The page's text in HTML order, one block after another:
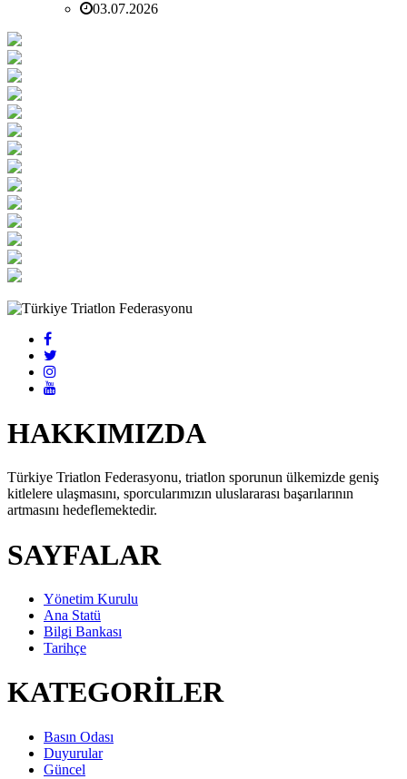
03.07.2026
HAKKIMIZDA
Türkiye Triatlon Federasyonu, triatlon sporunun ülkemizde geniş
kitlelere ulaşmasını, sporcularımızın uluslararası başarılarının
artmasını hedeflemektedir.
SAYFALAR
Yönetim Kurulu
Ana Statü
Bilgi Bankası
Tarihçe
KATEGORİLER
Basın Odası
Duyurular
Güncel